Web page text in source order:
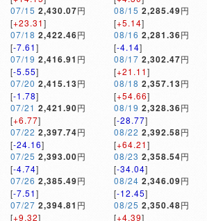
07/15 2,430.07円
[+23.31]
07/18 2,422.46円
[-7.61]
07/19 2,416.91 円
[-5.55]
07/20 2,415.13円
[-1.78]
07/21 2,421.90円
[+6.77]
07/22 2,397.74円
[-24.16]
07/25 2,393.00円
[-4.74]
07/26 2,385.49円
[-7.51]
07/27 2,394.81 円
[+9.32]
08/15 2,285.49円
[+5.14]
08/16 2,281.36円
[-4.14]
08/17 2,302.47円
[+21.11]
08/18 2,357.13円
[+54.66]
08/19 2,328.36円
[-28.77]
08/22 2,392.58円
[+64.21]
08/23 2,358.54円
[-34.04]
08/24 2,346.09円
[-12.45]
08/25 2,350.48円
[+4.39]